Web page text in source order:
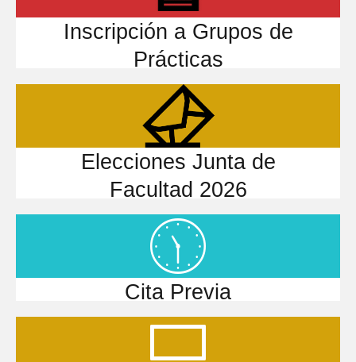
Inscripción a Grupos de
Prácticas
Elecciones Junta de
Facultad 2026
Cita Previa